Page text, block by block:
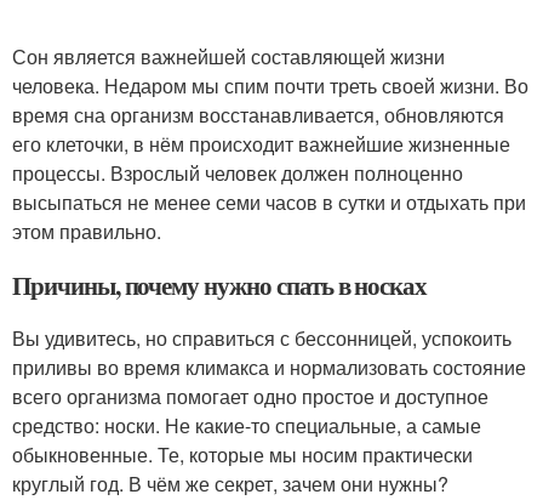
Сон является важнейшей составляющей жизни
человека. Недаром мы спим почти треть своей жизни. Во
время сна организм восстанавливается, обновляются
его клеточки, в нём происходит важнейшие жизненные
процессы. Взрослый человек должен полноценно
высыпаться не менее семи часов в сутки и отдыхать при
этом правильно.
Причины, почему нужно спать в носках
Вы удивитесь, но справиться с бессонницей, успокоить
приливы во время климакса и нормализовать состояние
всего организма помогает одно простое и доступное
средство: носки. Не какие-то специальные, а самые
обыкновенные. Те, которые мы носим практически
круглый год. В чём же секрет, зачем они нужны?